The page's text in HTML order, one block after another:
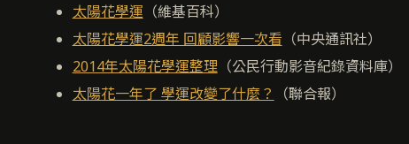
太陽花學運 （維基百科）
太陽花學運2週年 回顧影響一次看 （中央通訊社）
2014年太陽花學運整理（公民行動影音紀錄資料庫）
太陽花一年了 學運改變了什麼？
（聯合報）